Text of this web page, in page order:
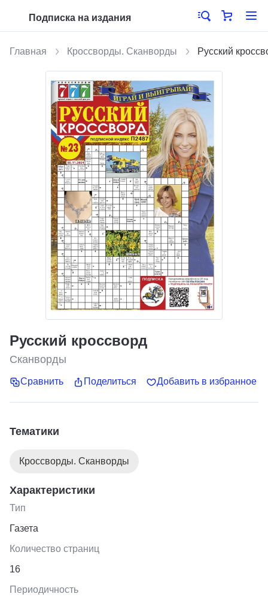
Подписка на издания
Главная Кроссворды. Сканворды Русский
Русский кроссворд
Сканворды
Сравнить Поделиться Добавить в избранное
Тематики
Кроссворды. Сканворды
Характеристики
Тип
Газета
Количество страниц
16
Периодичность